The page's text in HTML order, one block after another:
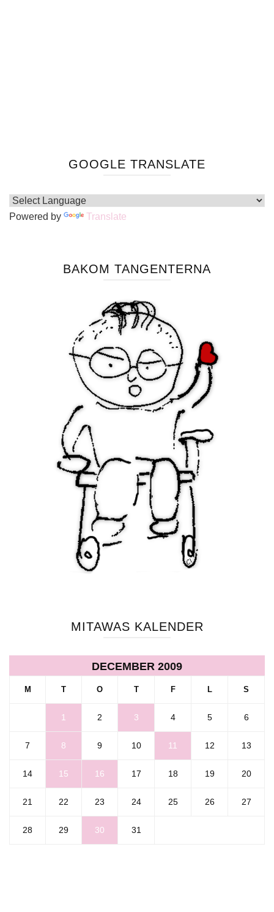
GOOGLE TRANSLATE
Powered by Translate
BAKOM TANGENTERNA
MITAWAS KALENDER
DECEMBER 2009
M T O T F L S
1 2 3 4 5 6
7 8 9 10 11 12 13
14 15 16 17 18 19 20
21 22 23 24 25 26 27
28 29 30 31